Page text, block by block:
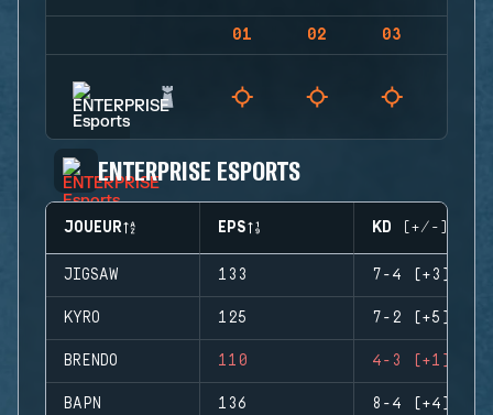
01 02 03
ENTERPRISE ESPORTS
JOUEUR EPS KD (+/-)
JIGSAW 133 7-4 (+3)
KYRO 125 7-2 (+5)
BRENDO 110 4-3 (+1)
BAPN 136 8-4 (+4)